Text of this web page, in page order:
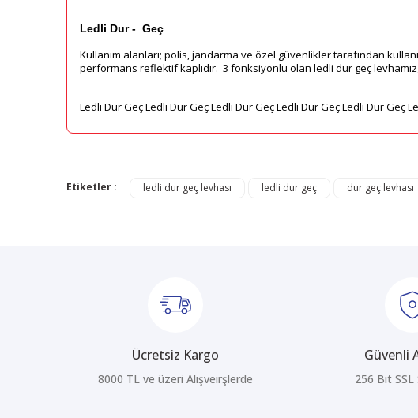
Ledli Dur - Geç
Kullanım alanları; polis, jandarma ve özel güvenlikler tarafından
performans reflektif kaplıdır. 3 fonksiyonlu olan ledli dur geç
Ledli Dur Geç Ledli Dur Geç Ledli Dur Geç Ledli Dur Geç Ledli Dur Geç
Bu ürüne benzer farklı alternatifler olmalı.
Etiketler : ledli dur geç levhası ledli dur geç dur geç levhası
Ücretsiz Kargo
8000 TL ve üzeri Alışveirşlerde
Güvenli
256 Bit SSL